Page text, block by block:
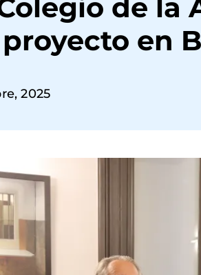
de la
en
2025